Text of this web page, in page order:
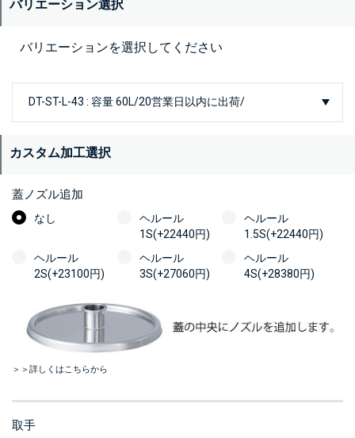
バリエーション選択
バリエーションを選択してください
カスタム加工選択
蓋ノズル追加
なし
ヘルール
1S(+22440円)
ヘルール
1.5S(+22440円)
ヘルール
2S(+23100円)
ヘルール
3S(+27060円)
ヘルール
4S(+28380円)
＞＞詳しくはこちらから
取手